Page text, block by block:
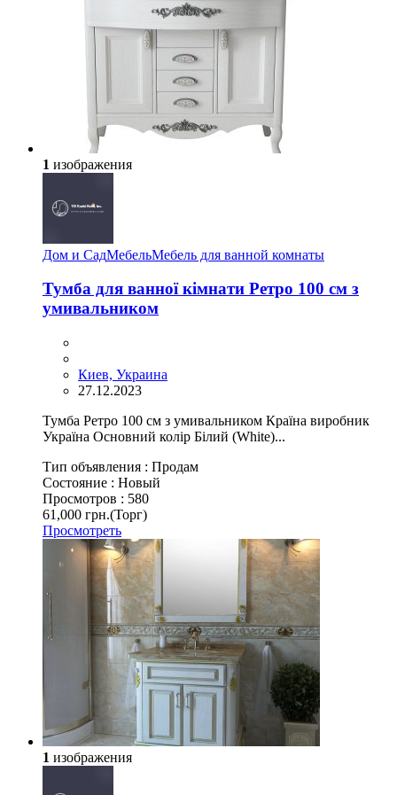
1 изображения
Дом и СадМебельМебель для ванной комнаты
Тумба для ванної кімнати Ретро 100 см з
умивальником
Киев, Украина
27.12.2023
Тумба Ретро 100 см з умивальником Країна виробник
Україна Основний колір Білий (White)...
Тип объявления : Продам
Состояние : Новый
Просмотров : 580
61,000 грн.(Торг)
Просмотреть
1 изображения